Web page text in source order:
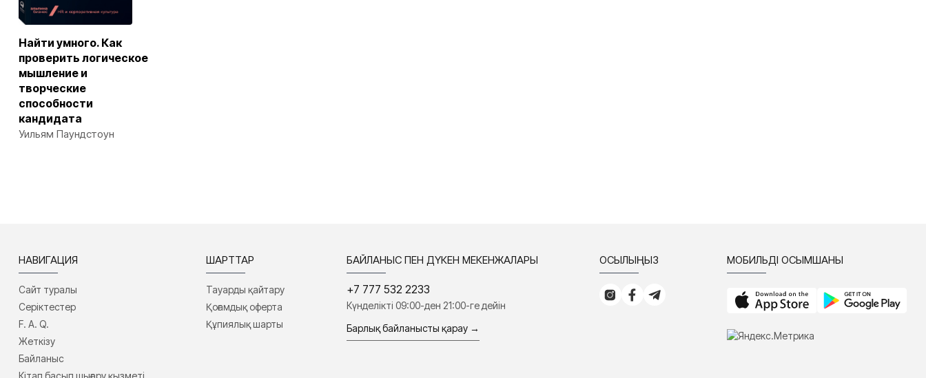
Найти умного. Как
проверить логическое
мышление и
творческие
способности
кандидата
Уильям Паундстоун
НАВИГАЦИЯ
Сайт туралы
Серіктестер
F. A. Q.
Жеткізу
Байланыс
ШАРТТАР
Тауарды қайтару
Қоғамдық оферта
Құпиялық шарты
БАЙЛАНЫС ПЕН ДҮКЕН МЕКЕНЖАЛАРЫ
+7 777 532 2233
Күнделікті 09:00-ден 21:00-ге дейін
Барлық байланысты қарау →
ҚОСЫЛЫҢЫЗ МОБИЛЬДІ ҚОСЫМШАНЫ